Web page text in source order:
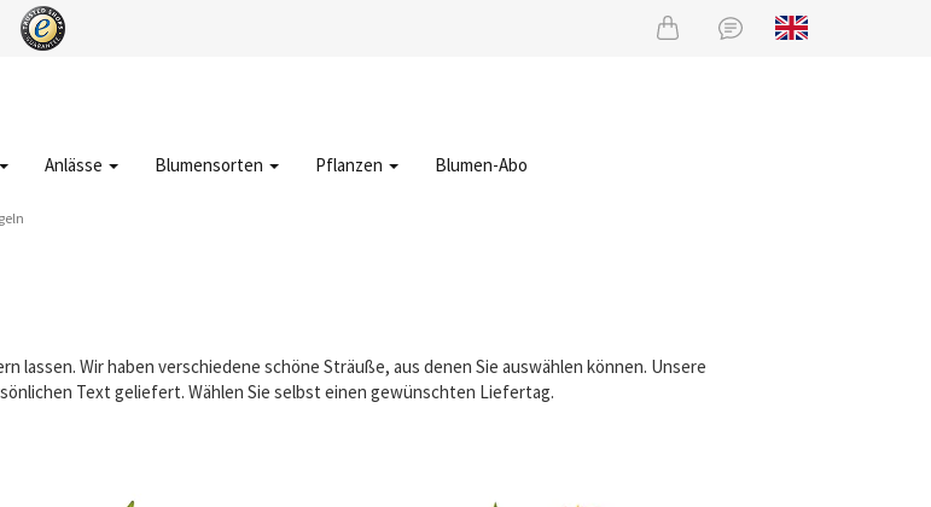
Anlässe Blumensorten Pflanzen Blumen-Abo
lassen. Wir haben verschiedene schöne Sträuße, aus denen Sie auswählen können. Unsere
Text geliefert. Wählen Sie selbst einen gewünschten Liefertag.